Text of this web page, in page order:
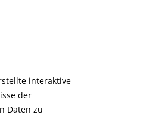
interaktive
der
Daten zu